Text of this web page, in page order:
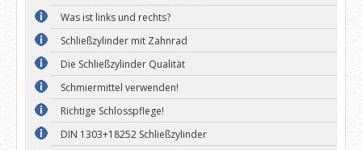
Was ist links und rechts?
Schließzylinder mit Zahnrad
Die Schließzylinder Qualität
Schmiermittel verwenden!
Richtige Schlosspflege!
DIN 1303+18252 Schließzylinder